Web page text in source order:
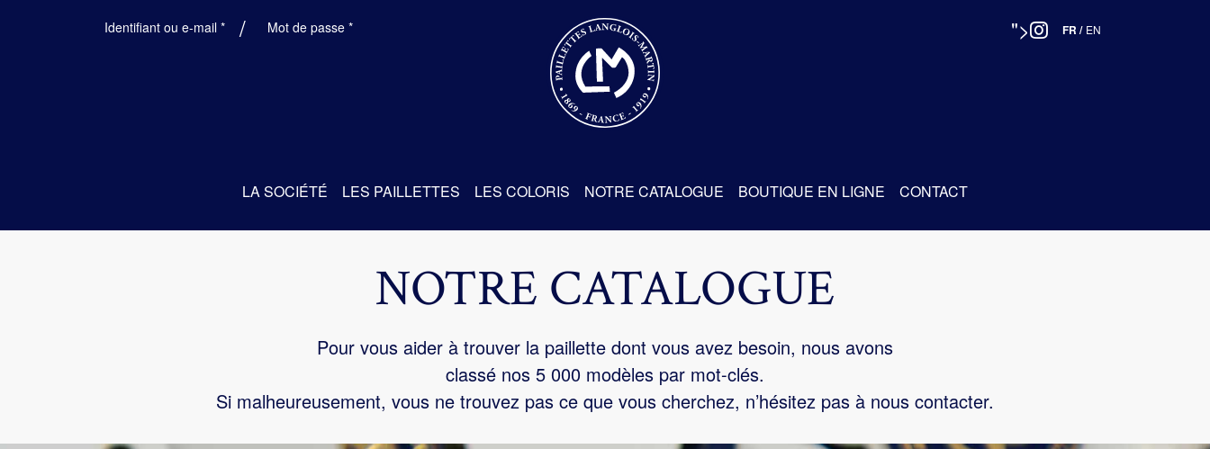
Identifiant ou e-mail *ObligatoireMot de passe *Obligatoire "> FR / EN
LA SOCIÉTÉ LES PAILLETTES LES COLORIS NOTRE CATALOGUE BOUTIQUE EN LIGNE CONTACT
NOTRE CATALOGUE
Pour vous aider à trouver la paillette dont vous avez besoin, nous avons
classé nos 5 000 modèles par mot-clés.
Si malheureusement, vous ne trouvez pas ce que vous cherchez, n’hésitez pas à nous contacter.